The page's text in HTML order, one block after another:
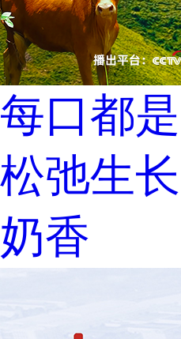
每口都
松弛生
奶香